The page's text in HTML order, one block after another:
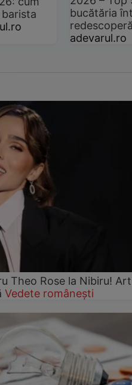
bucătăria
adevarul.ro
Theo Rose la Nibiru!
Vedete românești